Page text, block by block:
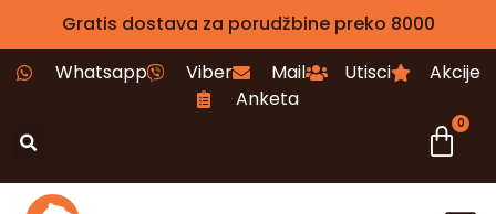
Gratis dostava za porudžbine preko 8000
Whatsapp
Viber Mail Utisci
Akcije
Anketa
0